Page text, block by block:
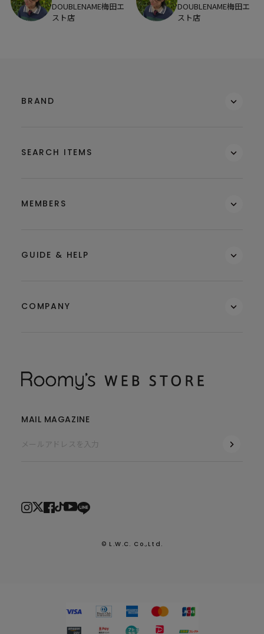
DOUBLENAME梅田エ
スト店
DOUBLENAME梅田エ
スト店
BRAND
SEARCH ITEMS
MEMBERS
GUIDE & HELP
COMPANY
MAIL MAGAZINE
© L.W.C. Co.,Ltd.